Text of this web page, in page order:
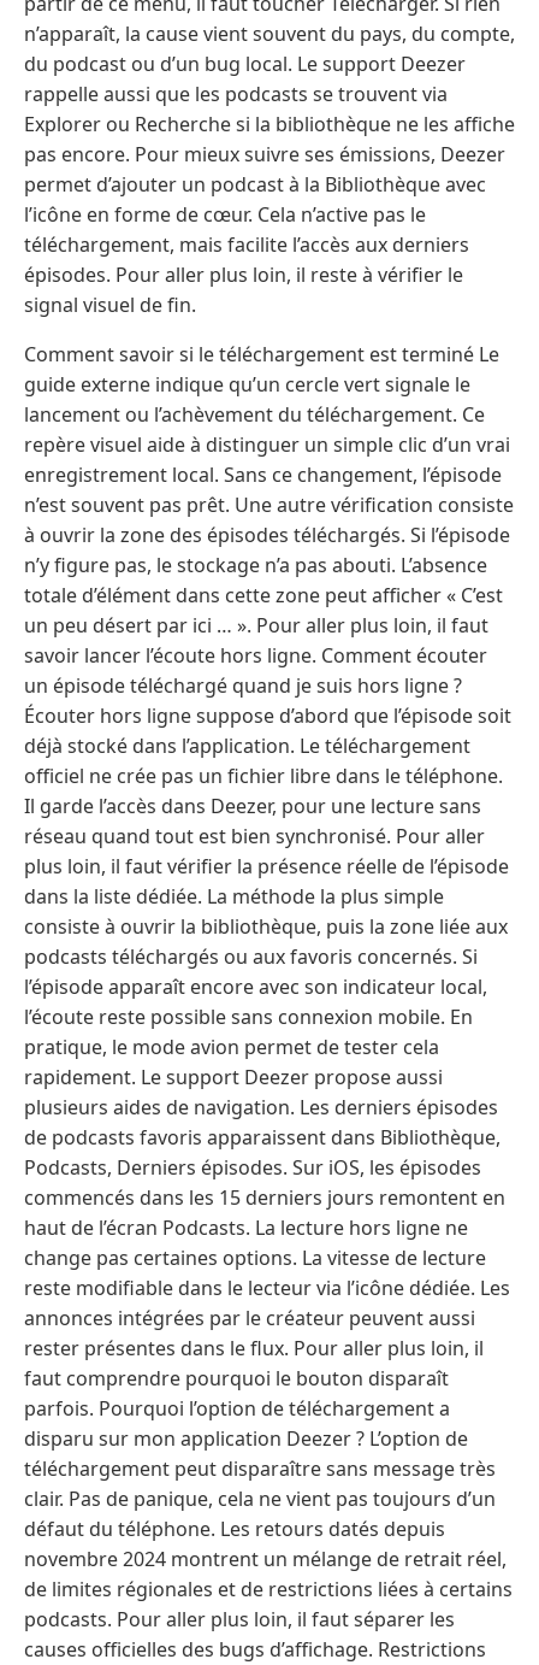
n’apparaît, la cause vient souvent du pays, du compte,
du podcast ou d’un bug local. Le support Deezer
rappelle aussi que les podcasts se trouvent via
Explorer ou Recherche si la bibliothèque ne les affiche
pas encore. Pour mieux suivre ses émissions, Deezer
permet d’ajouter un podcast à la Bibliothèque avec
l’icône en forme de cœur. Cela n’active pas le
téléchargement, mais facilite l’accès aux derniers
épisodes. Pour aller plus loin, il reste à vérifier le
signal visuel de fin.
Comment savoir si le téléchargement est terminé Le
guide externe indique qu’un cercle vert signale le
lancement ou l’achèvement du téléchargement. Ce
repère visuel aide à distinguer un simple clic d’un vrai
enregistrement local. Sans ce changement, l’épisode
n’est souvent pas prêt. Une autre vérification consiste
à ouvrir la zone des épisodes téléchargés. Si l’épisode
n’y figure pas, le stockage n’a pas abouti. L’absence
totale d’élément dans cette zone peut afficher « C’est
un peu désert par ici … ». Pour aller plus loin, il faut
savoir lancer l’écoute hors ligne. Comment écouter
un épisode téléchargé quand je suis hors ligne ?
Écouter hors ligne suppose d’abord que l’épisode soit
déjà stocké dans l’application. Le téléchargement
officiel ne crée pas un fichier libre dans le téléphone.
Il garde l’accès dans Deezer, pour une lecture sans
réseau quand tout est bien synchronisé. Pour aller
plus loin, il faut vérifier la présence réelle de l’épisode
dans la liste dédiée. La méthode la plus simple
consiste à ouvrir la bibliothèque, puis la zone liée aux
podcasts téléchargés ou aux favoris concernés. Si
l’épisode apparaît encore avec son indicateur local,
l’écoute reste possible sans connexion mobile. En
pratique, le mode avion permet de tester cela
rapidement. Le support Deezer propose aussi
plusieurs aides de navigation. Les derniers épisodes
de podcasts favoris apparaissent dans Bibliothèque,
Podcasts, Derniers épisodes. Sur iOS, les épisodes
commencés dans les 15 derniers jours remontent en
haut de l’écran Podcasts. La lecture hors ligne ne
change pas certaines options. La vitesse de lecture
reste modifiable dans le lecteur via l’icône dédiée. Les
annonces intégrées par le créateur peuvent aussi
rester présentes dans le flux. Pour aller plus loin, il
faut comprendre pourquoi le bouton disparaît
parfois. Pourquoi l’option de téléchargement a
disparu sur mon application Deezer ? L’option de
téléchargement peut disparaître sans message très
clair. Pas de panique, cela ne vient pas toujours d’un
défaut du téléphone. Les retours datés depuis
novembre 2024 montrent un mélange de retrait réel,
de limites régionales et de restrictions liées à certains
podcasts. Pour aller plus loin, il faut séparer les
causes officielles des bugs d’affichage. Restrictions